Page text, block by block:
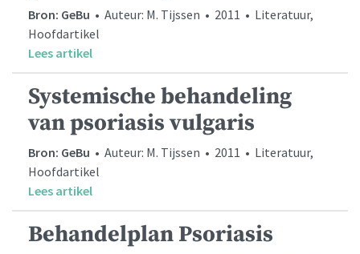
Bron: GeBu • Auteur: M. Tijssen • 2011 • Literatuur,
Hoofdartikel
Lees artikel
Systemische behandeling
van psoriasis vulgaris
Bron: GeBu • Auteur: M. Tijssen • 2011 • Literatuur,
Hoofdartikel
Lees artikel
Behandelplan Psoriasis